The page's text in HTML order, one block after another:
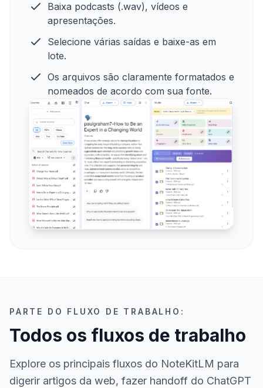
Baixa podcasts (.wav), vídeos e
apresentações.
Selecione várias saídas e baixe-as em
lote.
Os arquivos são claramente formatados e
nomeados de acordo com sua fonte.
PARTE DO FLUXO DE TRABALHO:
Todos os fluxos de trabalho
Explore os principais fluxos do NoteKitLM para
digerir artigos da web, fazer handoff do ChatGPT